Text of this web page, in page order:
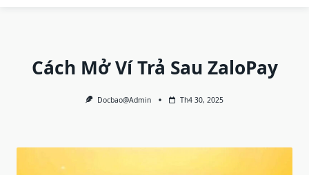
Cách Mở Ví Trả Sau ZaloPay
Docbao@admin Th4 30, 2025